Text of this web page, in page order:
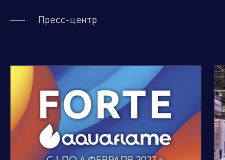
Пресс-центр